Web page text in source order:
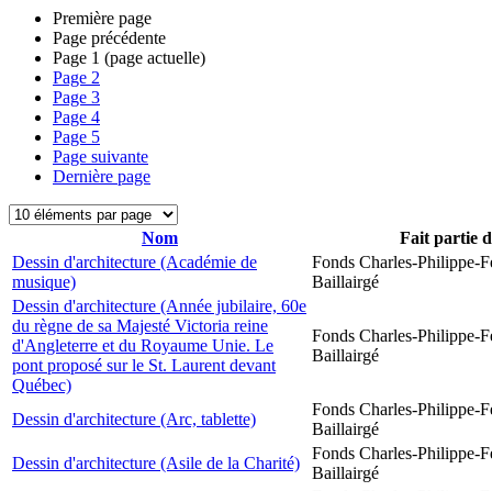
Première page
Page précédente
Page 1 (page actuelle)
Page 2
Page 3
Page 4
Page 5
Page suivante
Dernière page
Nom
Fait partie
Dessin d'architecture (Académie de
musique)
Fonds Charles-Philippe-
Baillairgé
Dessin d'architecture (Année jubilaire, 60e
du règne de sa Majesté Victoria reine
d'Angleterre et du Royaume Unie. Le
pont proposé sur le St. Laurent devant
Québec)
Fonds Charles-Philippe-
Baillairgé
Dessin d'architecture (Arc, tablette)
Fonds Charles-Philippe-
Baillairgé
Dessin d'architecture (Asile de la Charité)
Fonds Charles-Philippe-
Baillairgé